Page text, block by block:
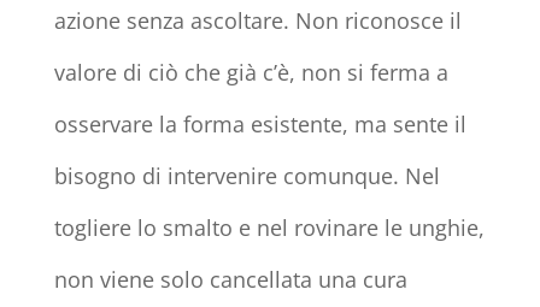
azione senza ascoltare. Non riconosce il
valore di ciò che già c’è, non si ferma a
osservare la forma esistente, ma sente il
bisogno di intervenire comunque. Nel
togliere lo smalto e nel rovinare le unghie,
non viene solo cancellata una cura